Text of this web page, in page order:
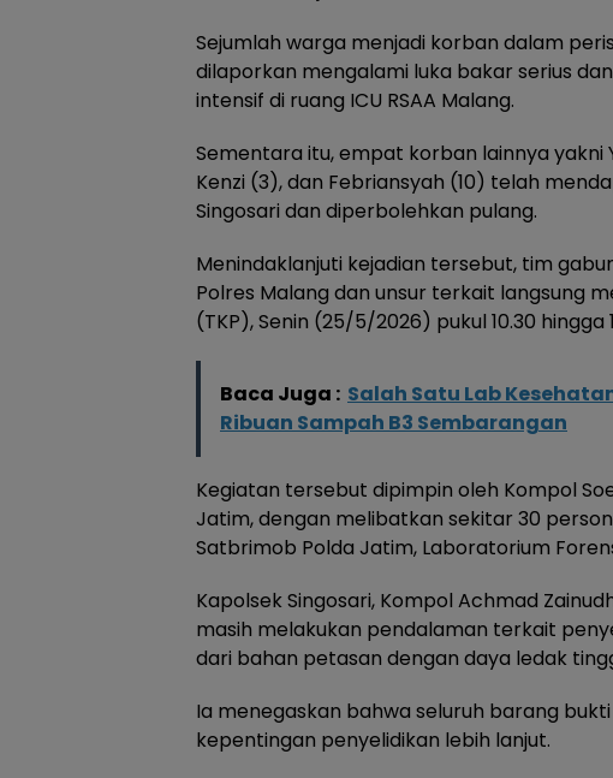
Sejumlah warga menjadi korban dalam
dilaporkan mengalami luka bakar serius
intensif di ruang ICU RSAA Malang.
Sementara itu, empat korban lainnya yakni
Kenzi (3), dan Febriansyah (10) telah
Singosari dan diperbolehkan pulang.
Menindaklanjuti kejadian tersebut, tim
Polres Malang dan unsur terkait langsung
(TKP), Senin (25/5/2026) pukul 10.30 hingga
Baca Juga : Salah Satu Lab
Ribuan Sampah B3 Sembarangan
Kegiatan tersebut dipimpin oleh Kompol
Jatim, dengan melibatkan sekitar 30
Satbrimob Polda Jatim, Laboratorium
Kapolsek Singosari, Kompol Achmad
masih melakukan pendalaman terkait
dari bahan petasan dengan daya ledak
Ia menegaskan bahwa seluruh barang
kepentingan penyelidikan lebih lanjut.